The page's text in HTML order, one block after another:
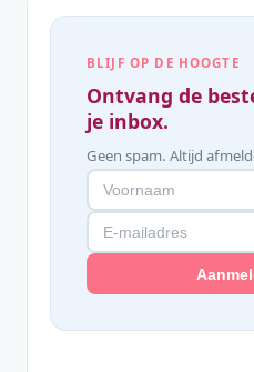
BLIJF OP DE HOOGTE
Ontvang de
je inbox.
Geen spam. Altijd